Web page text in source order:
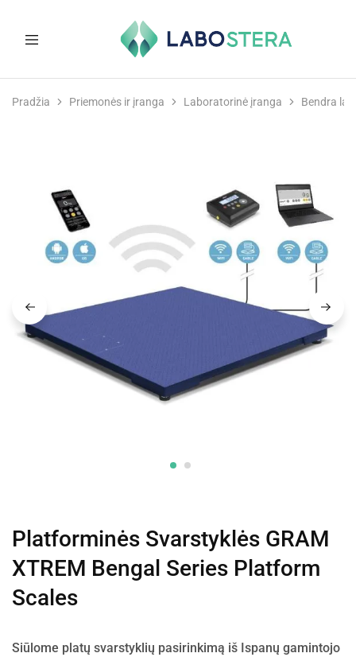
ir
Pradžia Priemonės ir įranga Laboratorinė įranga Bendra
Platforminės Svarstyklės GRAM
XTREM Bengal Series Platform
Scales
Siūlome platų svarstyklių pasirinkimą iš Ispanų gamintojo